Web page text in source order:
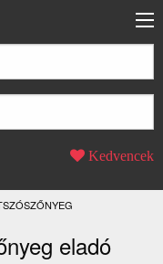
Kedvencek
eladó